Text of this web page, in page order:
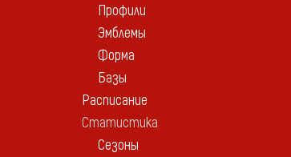
Профили
Эмблемы
Форма
Базы
Расписание
Статистика
Сезоны